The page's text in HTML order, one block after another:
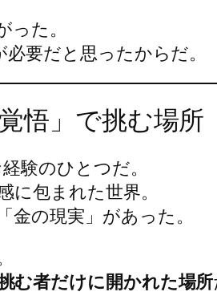
た。
要だと思ったからだ。
悟」で挑む場所
験のひとつだ。
包まれた世界。
の現実」があった。
む者だけに開かれた場所